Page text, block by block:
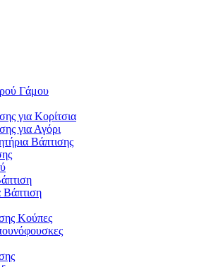
Γάμου
για Κορίτσια
για Αγόρι
Βάπτισης
Βάπτιση
Κούπες